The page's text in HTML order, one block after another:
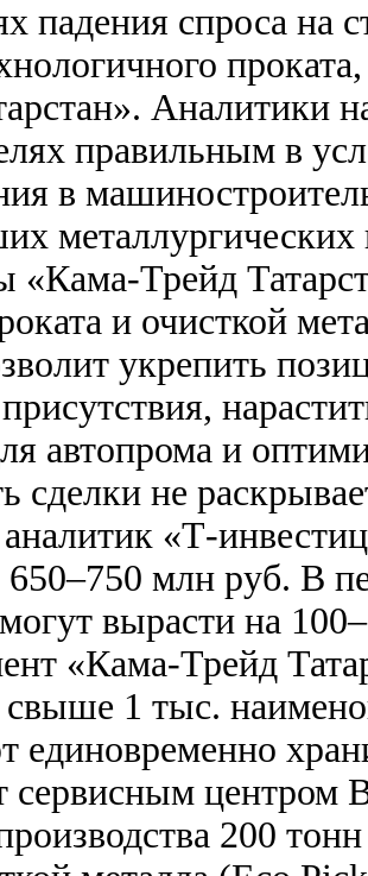
падения спроса
Аналитики
правильным в
в
«Кама-Трейд
и очисткой
укрепить
автопрома и
сделки не
«Т-
650–750 млн руб. В
вырасти на
«Кама-Трейд
свыше 1 тыс.
единовременно
сервисным центром
200